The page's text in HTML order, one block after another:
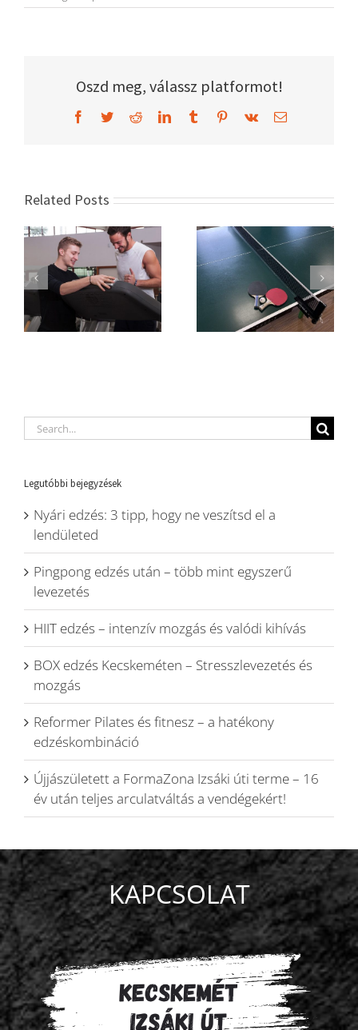
leghatékonyabb
Oszd meg, válassz platformot!
Facebook
TwitterRedditLinkedInTumblrPinterest
Vk Email
Related Posts
Search
for:
Legutóbbi bejegyzések
Nyári edzés: 3 tipp, hogy ne veszítsd el a
lendületed
Pingpong edzés után – több mint egyszerű
levezetés
HIIT edzés – intenzív mozgás és valódi kihívás
BOX edzés Kecskeméten – Stresszlevezetés és
mozgás
Reformer Pilates és fitnesz – a hatékony
edzéskombináció
Újjászületett a FormaZona Izsáki úti terme – 16
év után teljes arculatváltás a vendégekért!
KAPCSOLAT